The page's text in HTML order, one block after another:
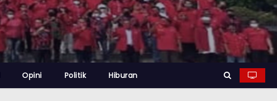
Opini Politik Hiburan